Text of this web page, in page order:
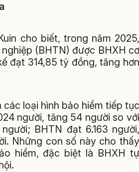
cho biết, trong năm 2025,
(BHTN) được BHXH cơ
đạt 314,85 tỷ đồng, tăng hơn
loại hình bảo hiểm tiếp tục
người, tăng 54 người so với
BHTN đạt 6.163 người,
Những con số này cho thấy
hiểm, đặc biệt là BHXH tự